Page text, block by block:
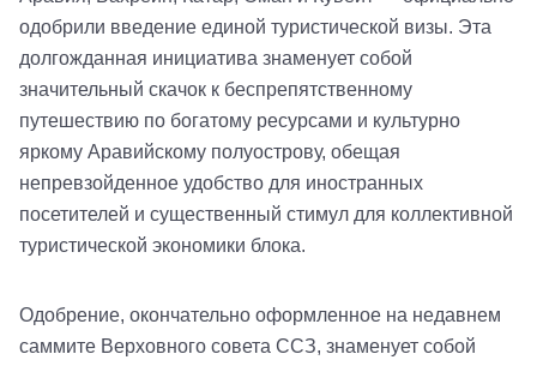
одобрили введение единой туристической визы. Эта
долгожданная инициатива знаменует собой
значительный скачок к беспрепятственному
путешествию по богатому ресурсами и культурно
яркому Аравийскому полуострову, обещая
непревзойденное удобство для иностранных
посетителей и существенный стимул для коллективной
туристической экономики блока.
Одобрение, окончательно оформленное на недавнем
саммите Верховного совета ССЗ, знаменует собой